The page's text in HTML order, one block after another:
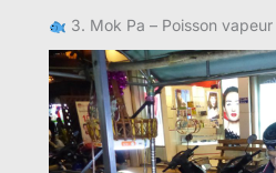
3. Mok Pa – Poisson